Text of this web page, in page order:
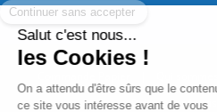
Paiement sécurisé